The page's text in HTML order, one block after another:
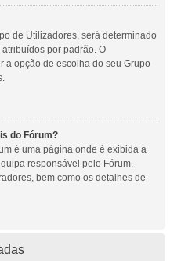
de Utilizadores, será determinado
por padrão. O
a opção de escolha do seu Grupo
do Fórum?
é uma página onde é exibida a
responsável pelo Fórum,
bem como os detalhes de